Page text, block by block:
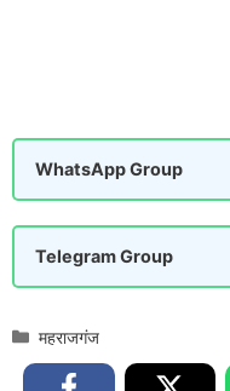
WhatsApp Group
Telegram Group
Categories
महराजगंज